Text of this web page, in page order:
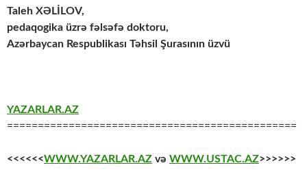
Taleh XƏLİLOV,
pedaqogika üzrə fəlsəfə doktoru,
Azərbaycan Respublikası Təhsil Şurasının üzvü
YAZARLAR.AZ
===============================================
<<<<<<WWW.YAZARLAR.AZ və WWW.USTAC.AZ>>>>>>